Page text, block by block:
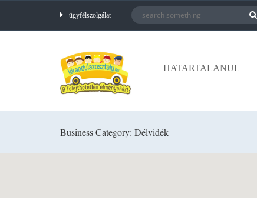
ügyfélszolgálat
HATARTALANUL
Business Category: Délvidék